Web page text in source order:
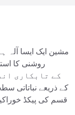
روشنی کا
قسم کی پیکڈ